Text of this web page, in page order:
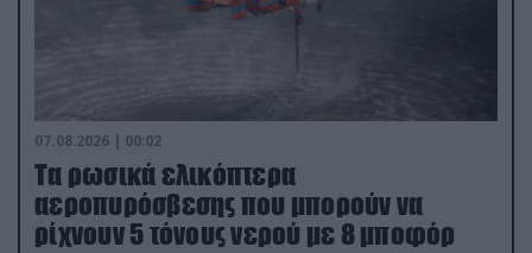
07.08.2026 | 00:02
Τα ρωσικά ελικόπτερα
αεροπυρόσβεσης που μπορούν να
ρίχνουν 5 τόνους νερού με 8 μποφόρ